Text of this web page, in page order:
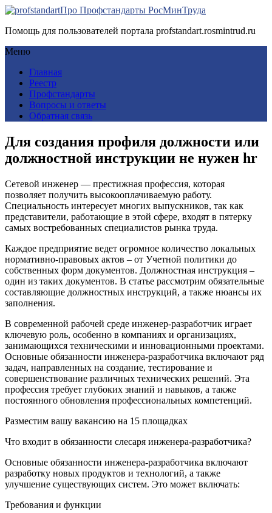
Про Профстандарты РосМинТруда
Помощь для пользователей портала profstandart.rosmintrud.ru
Меню
Главная
Реестр
Профстандарты
Вопросы и ответы
Обратная связь
Для создания профиля должности или
должностной инструкции не нужен hr
Сетевой инженер ― престижная профессия, которая
позволяет получить высокооплачиваемую работу.
Специальность интересует многих выпускников, так как
представители, работающие в этой сфере, входят в пятерку
самых востребованных специалистов рынка труда.
Каждое предприятие ведет огромное количество локальных
нормативно-правовых актов – от Учетной политики до
собственных форм документов. Должностная инструкция –
один из таких документов. В статье рассмотрим обязательные
составляющие должностных инструкций, а также нюансы их
заполнения.
В современной рабочей среде инженер-разработчик играет
ключевую роль, особенно в компаниях и организациях,
занимающихся техническими и инновационными проектами.
Основные обязанности инженера-разработчика включают ряд
задач, направленных на создание, тестирование и
совершенствование различных технических решений. Эта
профессия требует глубоких знаний и навыков, а также
постоянного обновления профессиональных компетенций.
Разместим вашу вакансию на 15 площадках
Что входит в обязанности слесаря инженера-разработчика?
Основные обязанности инженера-разработчика включают
разработку новых продуктов и технологий, а также
улучшение существующих систем. Это может включать:
Требования и функции